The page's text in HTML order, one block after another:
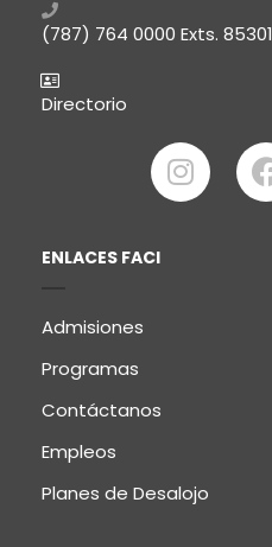
(787) 764 0000 Exts. 85301
Directorio
ENLACES FACI
Admisiones
Programas
Contáctanos
Empleos
Planes de Desalojo